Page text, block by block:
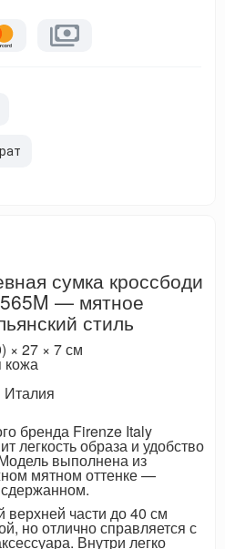
сумка кроссбоди
— мятное
стиль
× 27 × 7 см
кожа
Италия
бренда Firenze Italy
легкость образа и удобство
выполнена из
мятном оттенке —
части до 40 см
но отлично справляется с
Внутри легко